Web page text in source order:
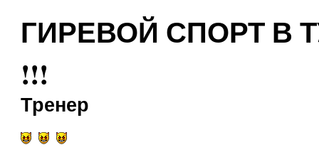
ГИРЕВОЙ СПОРТ В
!!!
Тренер